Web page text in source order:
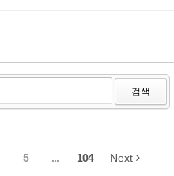
검색
5 ... 104 Next